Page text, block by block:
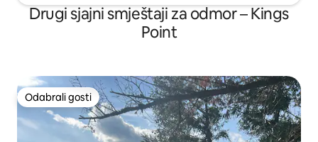
Drugi sjajni smještaji za odmor – Kings
Point
Odabrali gosti
Odabrali gosti